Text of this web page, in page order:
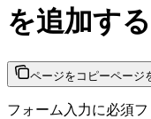
を追加する
ページをコピーページ
フォーム入力に必須